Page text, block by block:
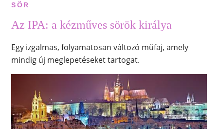
SÖR
Az IPA: a kézműves sörök királya
Egy izgalmas, folyamatosan változó műfaj, amely
mindig új meglepetéseket tartogat.